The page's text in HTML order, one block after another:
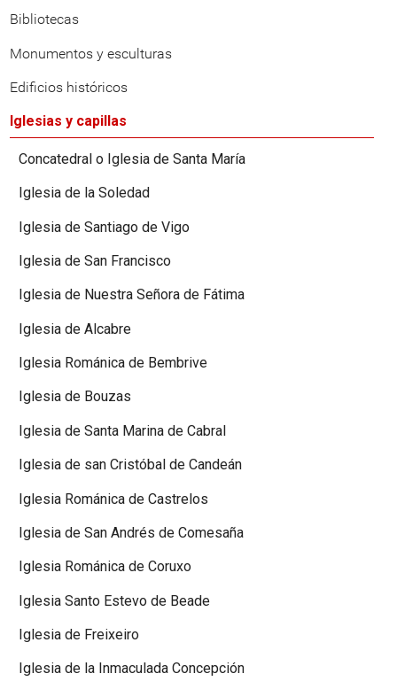
Bibliotecas
Monumentos y esculturas
Edificios históricos
Iglesias y capillas
Concatedral o Iglesia de Santa María
Iglesia de la Soledad
Iglesia de Santiago de Vigo
Iglesia de San Francisco
Iglesia de Nuestra Señora de Fátima
Iglesia de Alcabre
Iglesia Románica de Bembrive
Iglesia de Bouzas
Iglesia de Santa Marina de Cabral
Iglesia de san Cristóbal de Candeán
Iglesia Románica de Castrelos
Iglesia de San Andrés de Comesaña
Iglesia Románica de Coruxo
Iglesia Santo Estevo de Beade
Iglesia de Freixeiro
Iglesia de la Inmaculada Concepción